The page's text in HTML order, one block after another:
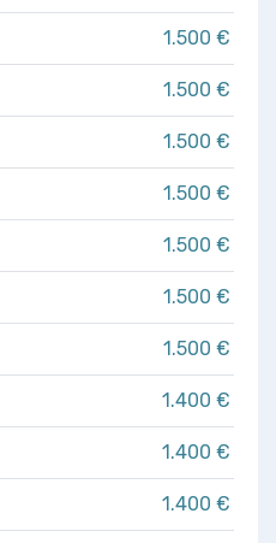
1.500 €
1.500 €
1.500 €
1.500 €
1.500 €
1.500 €
1.500 €
1.400 €
1.400 €
1.400 €